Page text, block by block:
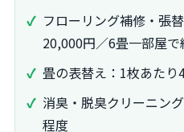
フローリング補修・張
20,000円／6畳一部屋
畳の表替え：1枚あた
消臭・脱臭クリーニン
程度